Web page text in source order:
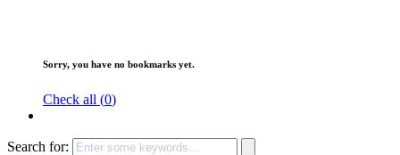
Sorry, you have no bookmarks yet.
Check all (0)
Search for: